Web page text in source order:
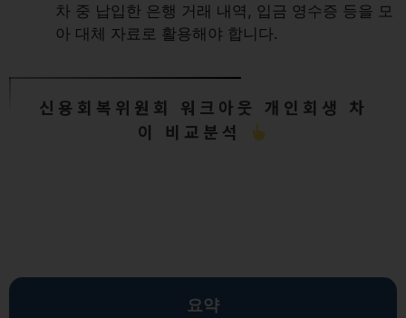
차 중 납입한 은행 거래 내역, 입금 영수증 등을 모
아 대체 자료로 활용해야 합니다.
신용회복위원회 워크아웃 개인회생 차
이 비교분석
요약